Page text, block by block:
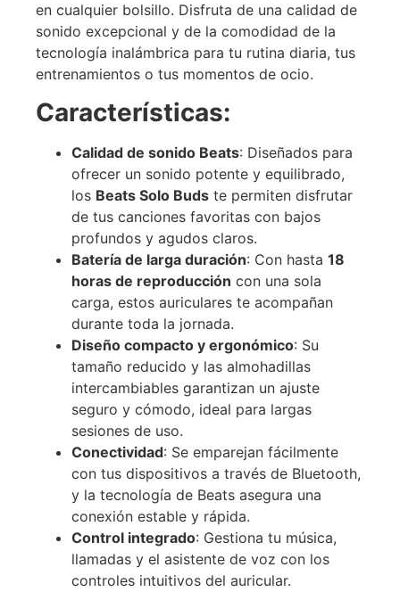
en cualquier bolsillo. Disfruta de una calidad de
sonido excepcional y de la comodidad de la
tecnología inalámbrica para tu rutina diaria, tus
entrenamientos o tus momentos de ocio.
Características:
Calidad de sonido Beats: Diseñados para
ofrecer un sonido potente y equilibrado,
los Beats Solo Buds te permiten disfrutar
de tus canciones favoritas con bajos
profundos y agudos claros.
Batería de larga duración: Con hasta 18
horas de reproducción con una sola
carga, estos auriculares te acompañan
durante toda la jornada.
Diseño compacto y ergonómico: Su
tamaño reducido y las almohadillas
intercambiables garantizan un ajuste
seguro y cómodo, ideal para largas
sesiones de uso.
Conectividad: Se emparejan fácilmente
con tus dispositivos a través de Bluetooth,
y la tecnología de Beats asegura una
conexión estable y rápida.
Control integrado: Gestiona tu música,
llamadas y el asistente de voz con los
controles intuitivos del auricular.